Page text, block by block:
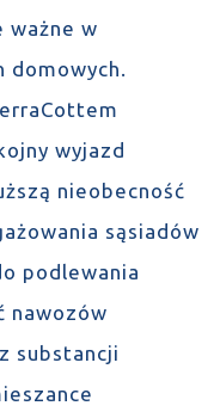
ważne w
domowych.
wyjazd
nieobecność
sąsiadów
podlewania
nawozów
substancji